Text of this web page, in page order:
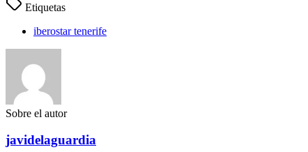
Etiquetas
iberostar tenerife
Sobre el autor
javidelaguardia